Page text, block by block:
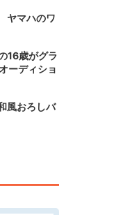
ヤマハのワ
16歳がグラ
ーディショ
風おろしバ